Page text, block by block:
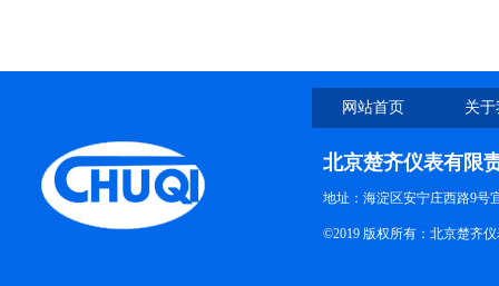
网站首页 关
北京楚齐仪表有限
地址：海淀区安宁庄西路9号
©2019 版权所有：北京楚齐